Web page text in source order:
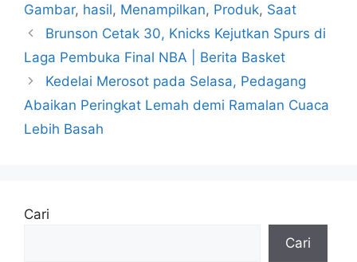
Gambar, hasil, Menampilkan, Produk, Saat
Brunson Cetak 30, Knicks Kejutkan Spurs di
Laga Pembuka Final NBA | Berita Basket
Kedelai Merosot pada Selasa, Pedagang
Abaikan Peringkat Lemah demi Ramalan Cuaca
Lebih Basah
Cari
Cari